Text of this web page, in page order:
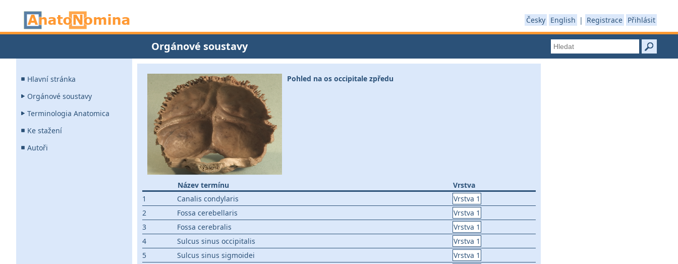
Česky English | Registrace Přihlásit
Orgánové soustavy
Hlavní stránka
Orgánové soustavy
Terminologia Anatomica
Ke stažení
Autoři
Pohled na os occipitale zpředu
Název termínu
Vrstva
1
Canalis condylaris
Vrstva 1
2
Fossa cerebellaris
Vrstva 1
3
Fossa cerebralis
Vrstva 1
4
Sulcus sinus occipitalis
Vrstva 1
5
Sulcus sinus sigmoidei
Vrstva 1